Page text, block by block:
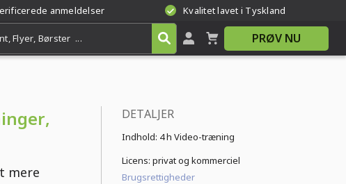
anmeldelser Kvalitet lavet i Tyskland
PRØV NU
mere
DETALJER
Indhold: 4 h Video-træning
Licens: privat og kommerciel
Brugsrettigheder